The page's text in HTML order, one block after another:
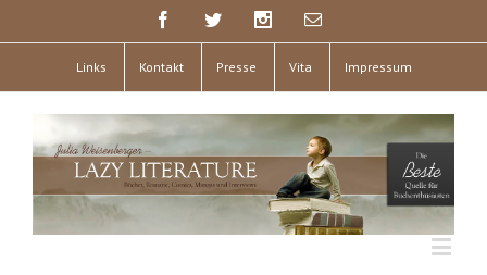
Links Kontakt Presse Vita Impressum